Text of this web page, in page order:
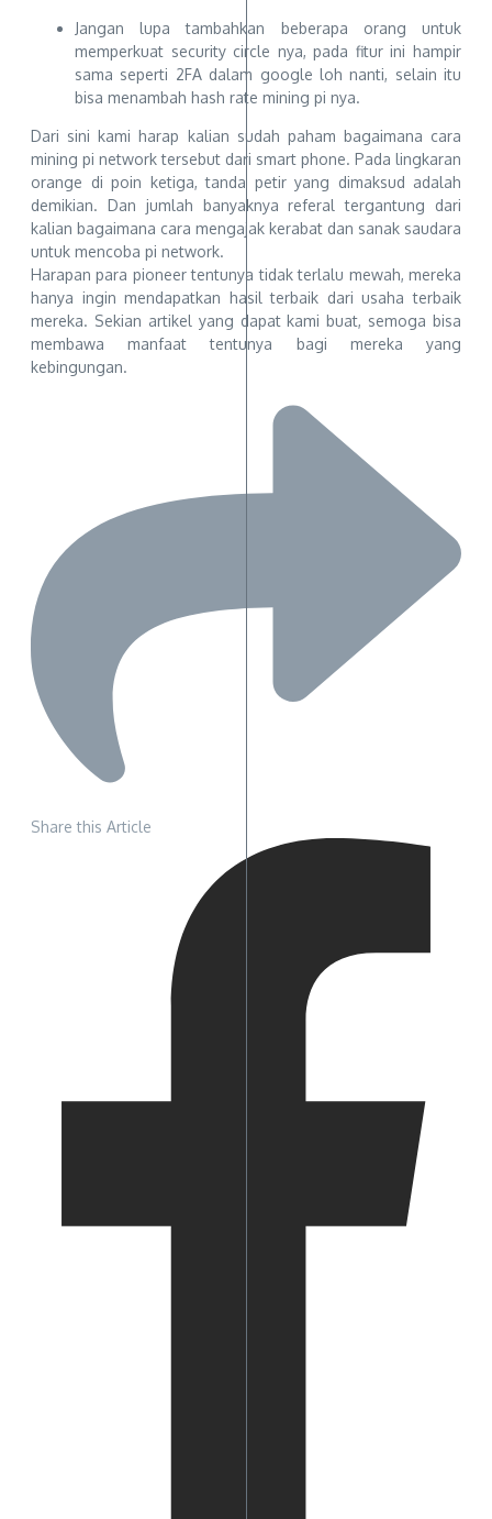
Jangan lupa tambahkan beberapa orang untuk
memperkuat security circle nya, pada fitur ini hampir
sama seperti 2FA dalam google loh nanti, selain itu
bisa menambah hash rate mining pi nya.
Dari sini kami harap kalian sudah paham bagaimana cara
mining pi network tersebut dari smart phone. Pada lingkaran
orange di poin ketiga, tanda petir yang dimaksud adalah
demikian. Dan jumlah banyaknya referal tergantung dari
kalian bagaimana cara mengajak kerabat dan sanak saudara
untuk mencoba pi network.
Harapan para pioneer tentunya tidak terlalu mewah, mereka
hanya ingin mendapatkan hasil terbaik dari usaha terbaik
mereka. Sekian artikel yang dapat kami buat, semoga bisa
membawa manfaat tentunya bagi mereka yang
kebingungan.
Share this Article